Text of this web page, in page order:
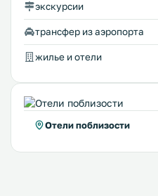
экскурсии
трансфер из аэропорта
жилье и отели
Отели поблизости